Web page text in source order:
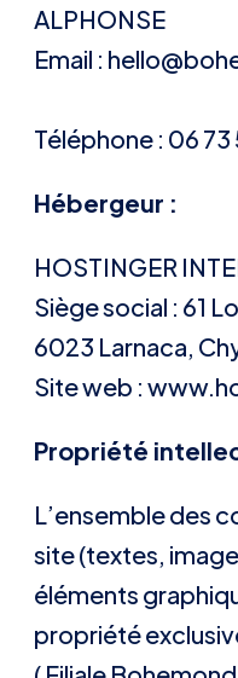
ALPHONSE
Email :
Téléphone : 06 73
Hébergeur :
HOSTINGER
Siège social : 61
6023 Larnaca,
Site web :
Propriété
L’ensemble des
site (textes,
éléments
propriété